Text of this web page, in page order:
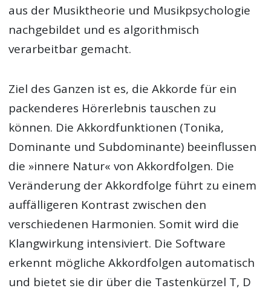
aus der Musiktheorie und Musikpsychologie
nachgebildet und es algorithmisch
verarbeitbar gemacht.
Ziel des Ganzen ist es, die Akkorde für ein
packenderes Hörerlebnis tauschen zu
können. Die Akkordfunktionen (Tonika,
Dominante und Subdominante) beeinflussen
die »innere Natur« von Akkordfolgen. Die
Veränderung der Akkordfolge führt zu einem
auffälligeren Kontrast zwischen den
verschiedenen Harmonien. Somit wird die
Klangwirkung intensiviert. Die Software
erkennt mögliche Akkordfolgen automatisch
und bietet sie dir über die Tastenkürzel T, D